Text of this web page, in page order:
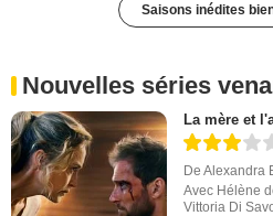
Saisons inédites
Nouvelles séries
La mère et
DeAlexandra
Avec Hélène
Vittoria Di